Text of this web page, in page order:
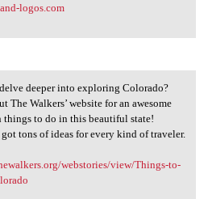
logos.com
deeper into
deeper into exploring Colorado?
The Walkers’ website for an awesome
things to do in this beautiful state!
got tons of ideas for every kind of traveler.
webstories/view/Things-to-